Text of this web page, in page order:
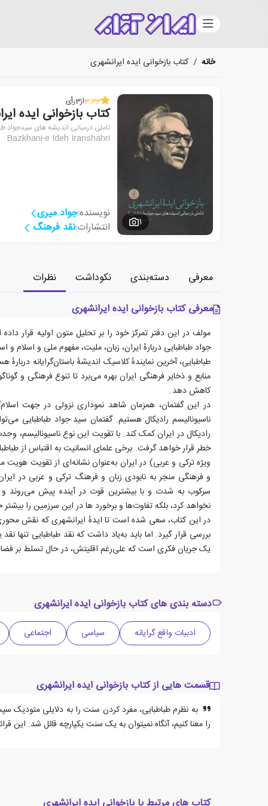
دسته‌بندی
خانه / کتاب بازخوانی ایده ایرانشهری
1
3.33از3رأی
کتاب بازخوانی ایده
تاملی درمبانی اندیشه های سیدجواد
Bazkhani-e Ideh Iranshahri
نویسنده:جواد میری
انتشارات:نقد فرهنگ
معرفی دسته‌بندی نکوداشت
نظرات
معرفی کتاب بازخوانی ایده ایرانشهری
مولف در این دفتر تمرکز خود را بر تحلیل متون اولیه قرار
جواد طباطبایی دربارهٔ ایران، زبان، ملیت، مفهوم ملی و اسلام و
طباطبایی، آخرین نمایندهٔ کلاسیک اندیشهٔ باستان‌گرایانه
منابع و ذخایر فرهنگی ایران بهره می‌برد تا تنوع فرهنگی و
کاهش دهد.
در این گفتمان، همزمان شاهد نموداری نزولی در جهت
ناسیونالیسم رادیکال هستیم. گفتمان سید جواد طباطبایی
رادیکال در ایران کمک کند. با تقویت این نوع
خطر قرار خواهد گرفت. برخی علمای انسانیت به اقتباس از
ویژه ترکی و عربی) در ایران به‌عنوان نشانه‌ای از تقویت
و فرهنگی منجر به نابودی زبان و فرهنگ ترکی و عربی در
سرکوب به شدت و با بیشترین قوت در آینده پیش می‌روند
نخواهد کرد، بلکه تفاوت‌ها و برخورد ها در این سرزمین را
در این کتاب، سعی شده است تا ایدهٔ ایرانشهری که نقش محوری
بررسی قرار گیرد. اما باید به‌یاد داشت که نقد طباطبایی تنها
یک جریان فکری است که علی‌رغم اقلیتش، در حال تسلط بر
دسته بندی های کتاب بازخوانی ایده ایرانشهری
ادبیات واقع گرایانه سیاسی اجتماعی
قسمت هایی از کتاب بازخوانی ایده ایرانشهری
به نظرم طباطبایی، مفرد کردن سنت را به دلایلی متودیک
را معنا کنیم، آنگاه نمیتوان به یک سنت یکپارچه قائل شد. این